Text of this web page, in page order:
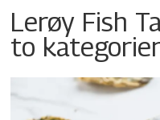
Lerøy Fish
to